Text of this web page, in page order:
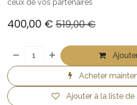
ceux de vos partenaires
400,00 € 519,00€
Acheter
Ajouter à la liste de